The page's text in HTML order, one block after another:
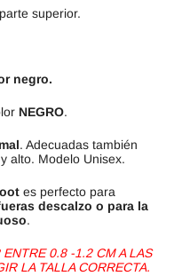
superior.
negro.
NEGRO.
. Adecuadas también
alto. Modelo Unisex.
es perfecto para
descalzo o para la
.
0.8 -1.2 CM A LAS
LA TALLA CORRECTA.